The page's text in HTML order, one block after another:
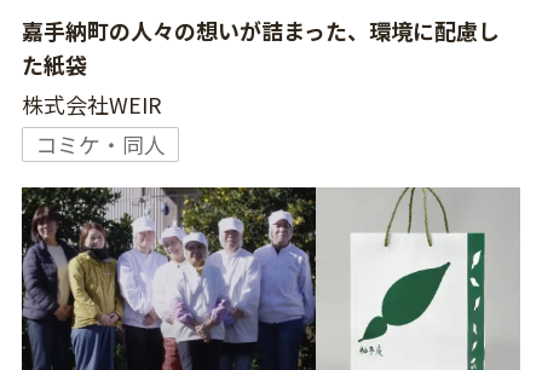
嘉手納町の人々の想いが詰まった、環境に配慮し
た紙袋
株式会社WEIR
コミケ・同人